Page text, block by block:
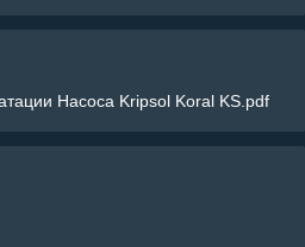
Насоса Kripsol Koral KS.pdf